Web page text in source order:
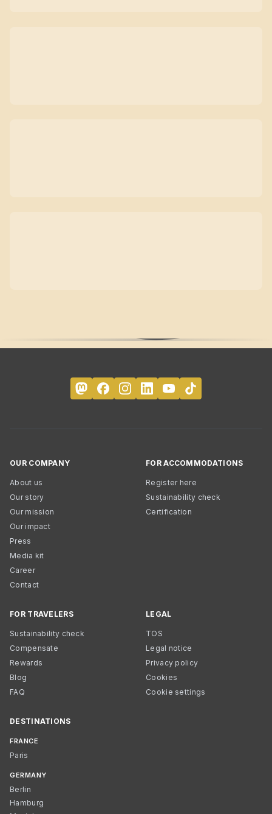
OUR COMPANY
About us
Our story
Our mission
Our impact
Press
Media kit
Career
Contact
FOR ACCOMMODATIONS
Register here
Sustainability check
Certification
FOR TRAVELERS
Sustainability check
Compensate
Rewards
Blog
FAQ
LEGAL
TOS
Legal notice
Privacy policy
Cookies
Cookie settings
DESTINATIONS
FRANCE
Paris
GERMANY
Berlin
Hamburg